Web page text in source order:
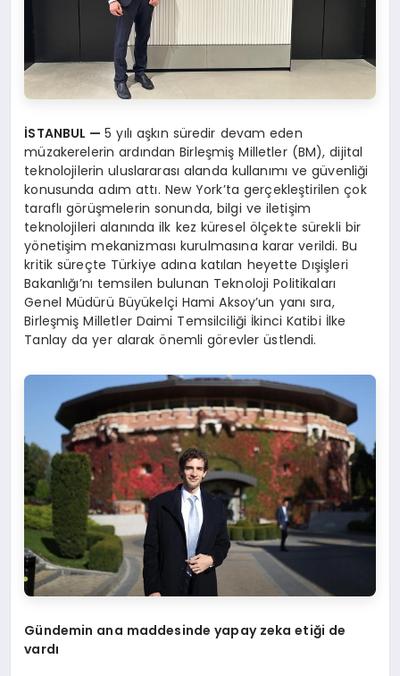
İSTANBUL —5 yılı aşkın süredir devam eden
müzakerelerin ardından Birleşmiş Milletler (BM), dijital
teknolojilerin uluslararası alanda kullanımı ve güvenliği
konusunda adım attı. New York’ta gerçekleştirilen çok
taraflı görüşmelerin sonunda, bilgi ve iletişim
teknolojileri alanında ilk kez küresel ölçekte sürekli bir
yönetişim mekanizması kurulmasına karar verildi. Bu
kritik süreçte Türkiye adına katılan heyette Dışişleri
Bakanlığı’nı temsilen bulunan Teknoloji Politikaları
Genel Müdürü Büyükelçi Hami Aksoy’un yanı sıra,
Birleşmiş Milletler Daimi Temsilciliği İkinci Katibi İlke
Tanlay da yer alarak önemli görevler üstlendi.
Gündemin ana maddesinde yapay zeka etiği de
vardı